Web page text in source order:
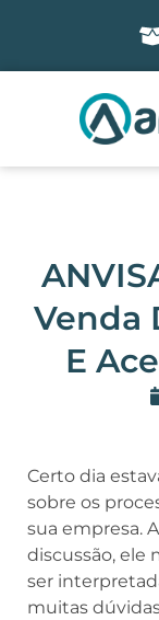
Venda
E
Certo dia
sobre os
sua empresa.
discussão, ele
ser
muitas